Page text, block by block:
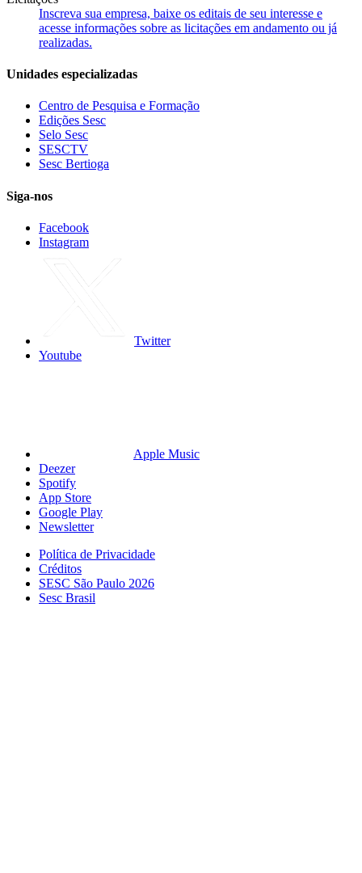
Inscreva sua empresa, baixe os editais de seu interesse e
acesse informações sobre as licitações em andamento ou já
realizadas.
Unidades especializadas
Centro de Pesquisa e Formação
Edições Sesc
Selo Sesc
SESCTV
Sesc Bertioga
Siga-nos
Facebook
Instagram
Twitter
Youtube
Apple Music
Deezer
Spotify
App Store
Google Play
Newsletter
Política de Privacidade
Créditos
SESC São Paulo 2026
Sesc Brasil